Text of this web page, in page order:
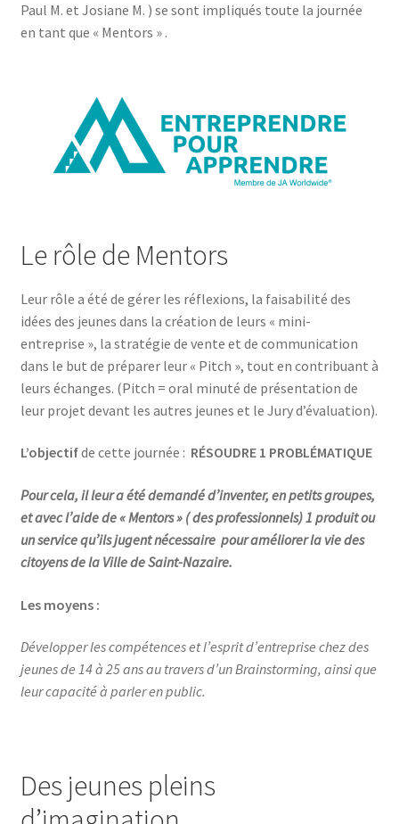
Paul M. et Josiane M. ) se sont impliqués toute la journée
en tant que « Mentors » .
Le rôle de Mentors
Leur rôle a été de gérer les réflexions, la faisabilité des
idées des jeunes dans la création de leurs « mini-
entreprise », la stratégie de vente et de communication
dans le but de préparer leur « Pitch », tout en contribuant à
leurs échanges. (Pitch = oral minuté de présentation de
leur projet devant les autres jeunes et le Jury d’évaluation).
L’objectifde cette journée : RÉSOUDRE 1 PROBLÉMATIQUE
Pour cela, il leur a été demandé d’inventer, en petits groupes,
et avec l’aide de « Mentors » ( des professionnels) 1 produit ou
un service qu’ils jugent nécessaire pour améliorer la vie des
citoyens de la Ville de Saint-Nazaire.
Les moyens :
Développer les compétences et l’esprit d’entreprise chez des
jeunes de 14 à 25 ans au travers d’un Brainstorming, ainsi que
leur capacité à parler en public.
Des jeunes pleins